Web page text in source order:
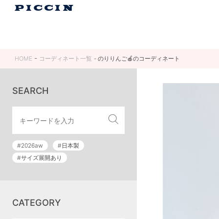
HOME コーディネート一覧 のりりんご🍎のコーディネート
SEARCH
#2026aw
#日本製
#サイズ展開あり
CATEGORY